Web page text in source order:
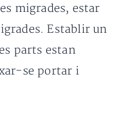
migrades, estar
Establir un
parts estan
se portar i